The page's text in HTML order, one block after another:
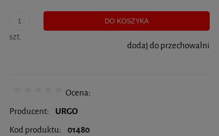
szt.
DO KOSZYKA
dodaj do przechowalni
Ocena:
Producent:
URGO
Kod produktu:
01480